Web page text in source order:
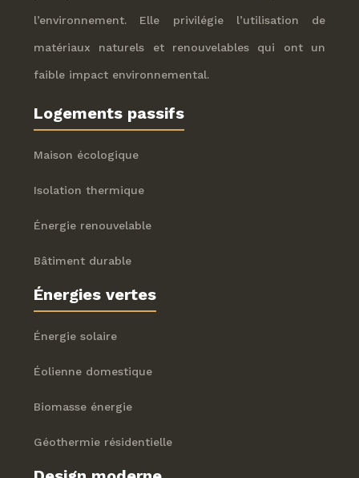
l’environnement. Elle privilégie l’utilisation de
matériaux naturels et renouvelables qui ont un
faible impact environnemental.
Logements passifs
Maison écologique
Isolation thermique
Énergie renouvelable
Bâtiment durable
Énergies vertes
Énergie solaire
Éolienne domestique
Biomasse énergie
Géothermie résidentielle